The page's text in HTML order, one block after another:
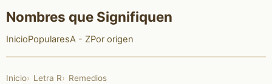
Nombres que Signifiquen
InicioPopularesA - ZPor origen
Inicio Letra R Remedios